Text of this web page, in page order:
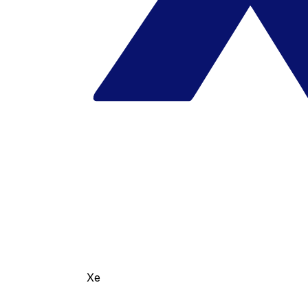
Xe